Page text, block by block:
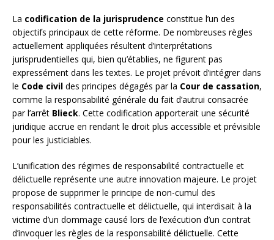
La codification de la jurisprudence constitue l’un des
objectifs principaux de cette réforme. De nombreuses règles
actuellement appliquées résultent d’interprétations
jurisprudentielles qui, bien qu’établies, ne figurent pas
expressément dans les textes. Le projet prévoit d’intégrer dans
le Code civil des principes dégagés par la Cour de cassation,
comme la responsabilité générale du fait d’autrui consacrée
par l’arrêt Blieck. Cette codification apporterait une sécurité
juridique accrue en rendant le droit plus accessible et prévisible
pour les justiciables.
L’unification des régimes de responsabilité contractuelle et
délictuelle représente une autre innovation majeure. Le projet
propose de supprimer le principe de non-cumul des
responsabilités contractuelle et délictuelle, qui interdisait à la
victime d’un dommage causé lors de l’exécution d’un contrat
d’invoquer les règles de la responsabilité délictuelle. Cette